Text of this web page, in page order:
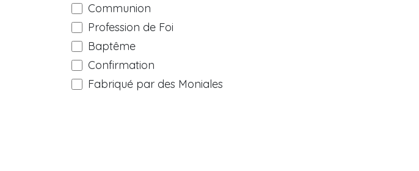
Communion
Profession de Foi
Baptême
Confirmation
Fabriqué par des Moniales